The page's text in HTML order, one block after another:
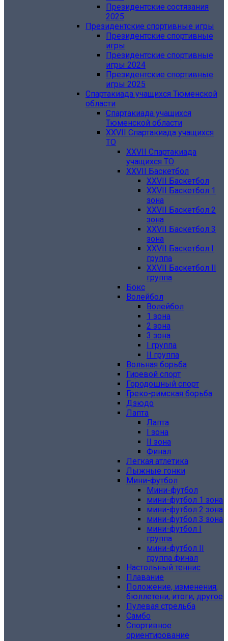
Президентские состязания
2025
Президентские спортивные игры
Президентские спортивные
игры
Президентские спортивные
игры 2024
Президентские спортивные
игры 2025
Спартакиада учащихся Тюменской
области
Спартакиада учащихся
Тюменской области
XXVII Спартакиада учащихся
ТО
XXVII Спартакиада
учащихся ТО
XXVII Баскетбол
XXVII Баскетбол
XXVII Баскетбол 1
зона
XXVII Баскетбол 2
зона
XXVII Баскетбол 3
зона
XXVII Баскетбол I
группа
XXVII Баскетбол II
группа
Бокс
Волейбол
Волейбол
1 зона
2 зона
3 зона
I группа
II группа
Вольная борьба
Гиревой спорт
Городошный спорт
Греко-римская борьба
Дзюдо
Лапта
Лапта
I зона
II зона
Финал
Легкая атлетика
Лыжные гонки
Мини-футбол
Мини-футбол
мини-футбол 1 зона
мини-футбол 2 зона
мини-футбол 3 зона
мини-футбол I
группа
мини-футбол II
группа финал
Настольный теннис
Плавание
Положение, изменения,
бюллетени, итоги, другое
Пулевая стрельба
Самбо
Спортивное
ориентирование